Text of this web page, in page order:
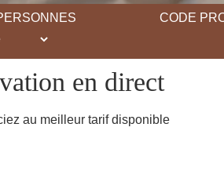
CODE
en direct
au meilleur tarif disponible